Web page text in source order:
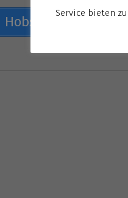
Hobson’s Choice
Service bieten